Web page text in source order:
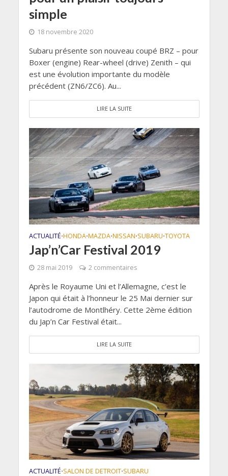
simple
18 novembre 2020
Subaru présente son nouveau coupé BRZ – pour
Boxer (engine) Rear-wheel (drive) Zenith – qui
est une évolution importante du modèle
précédent (ZN6/ZC6). Au...
LIRE LA SUITE
ACTUALITÉ•HONDA•MAZDA•NISSAN•SUBARU•TOYOTA
Jap’n’Car Festival 2019
28 mai 2019 2 commentaires
Après le Royaume Uni et l’Allemagne, c’est le
Japon qui était à l’honneur le 25 Mai dernier sur
l’autodrome de Montlhéry. Cette 2ème édition
du Jap’n Car Festival était...
LIRE LA SUITE
ACTUALITÉ•SALON DE DETROIT•SUBARU